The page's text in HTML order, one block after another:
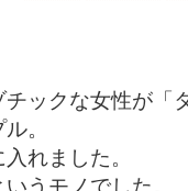
ックな女性が「
。
れました。
うモノでした。